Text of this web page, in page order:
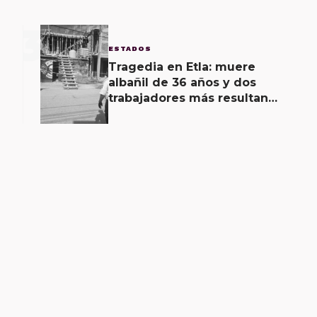
3 ESTADOS
Tragedia en Etla: muere
albañil de 36 años y dos
trabajadores más resultan